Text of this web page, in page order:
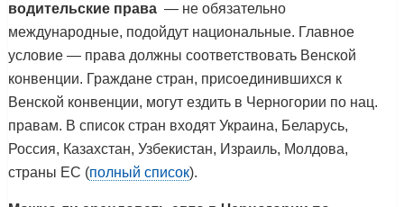
водительские права— не обязательно
международные, подойдут национальные. Главное
условие — права должны соответствовать Венской
конвенции. Граждане стран, присоединившихся к
Венской конвенции, могут ездить в Черногории по нац.
правам. В список стран входят Украина, Беларусь,
Россия, Казахстан, Узбекистан, Израиль, Молдова,
страны ЕС (полный список).